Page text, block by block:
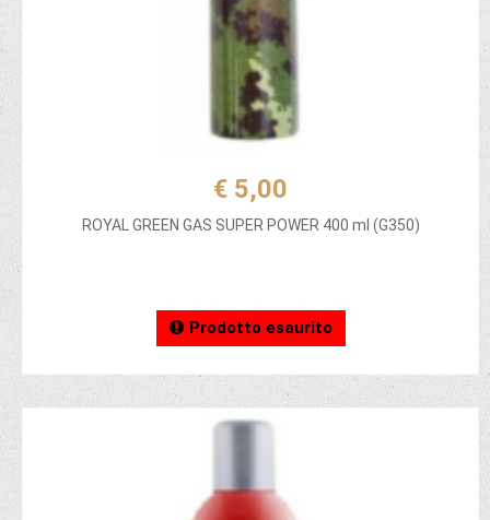
€ 5,00
ROYAL GREEN GAS SUPER POWER 400 ml (G350)
Prodotto esaurito